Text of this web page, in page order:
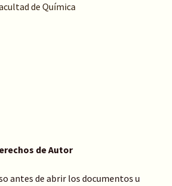
de Química
de Autor
antes de abrir los documentos u